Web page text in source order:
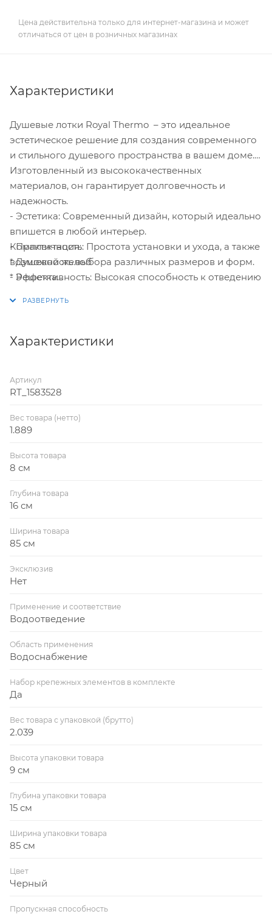
Цена действительна только для интернет-магазина и может
отличаться от цен в розничных магазинах
Характеристики
Душевые лотки Royal Thermo – это идеальное
эстетическое решение для создания современного
и стильного душевого пространства в вашем доме.
Изготовленный из высококачественных
материалов, он гарантирует долговечность и
надежность.
- Эстетика: Современный дизайн, который идеально
впишется в любой интерьер.
- Практичность: Простота установки и ухода, а также
возможность выбора различных размеров и форм.
- Эффективность: Высокая способность к отведению
Страна ввоза: СЕРБИЯ
Комплектация:
* Душевой желоб
* Решетка
* Уплотнительная манжета
Характеристики
Артикул
RT_1583528
Вес товара (нетто)
1.889
Высота товара
8 см
Глубина товара
16 см
Ширина товара
85 см
Эксклюзив
Нет
Применение и соответствие
Водоотведение
Область применения
Водоснабжение
Набор крепежных элементов в комплекте
Да
Вес товара с упаковкой (брутто)
2.039
Высота упаковки товара
9 см
Глубина упаковки товара
15 см
Ширина упаковки товара
85 см
Цвет
Черный
Пропускная способность